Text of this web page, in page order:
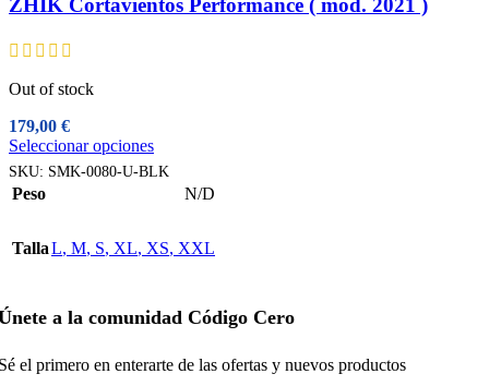
ZHIK Cortavientos Performance ( mod. 2021 )
Out of stock
179,00 €
Seleccionar opcionesEste
producto
tiene
múltiples
Las
opciones
elegir
la
SKU: SMK-0080-U-BLK
Peso N/D
TallaL, M, S, XL, XS, XXL
a la comunidad Código Cero
el primero en enterarte de las ofertas y nuevos productos